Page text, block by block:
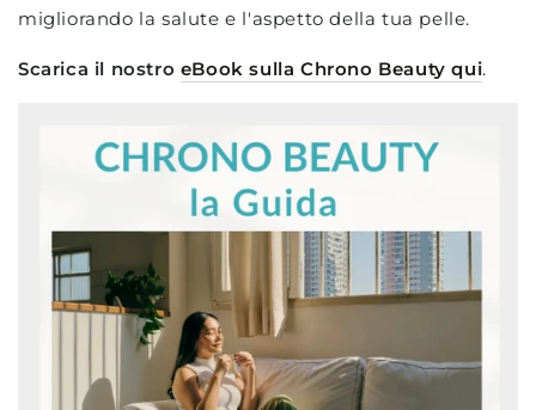
migliorando la salute e l'aspetto della tua pelle.
Scarica il nostro eBook sulla Chrono Beauty qui.